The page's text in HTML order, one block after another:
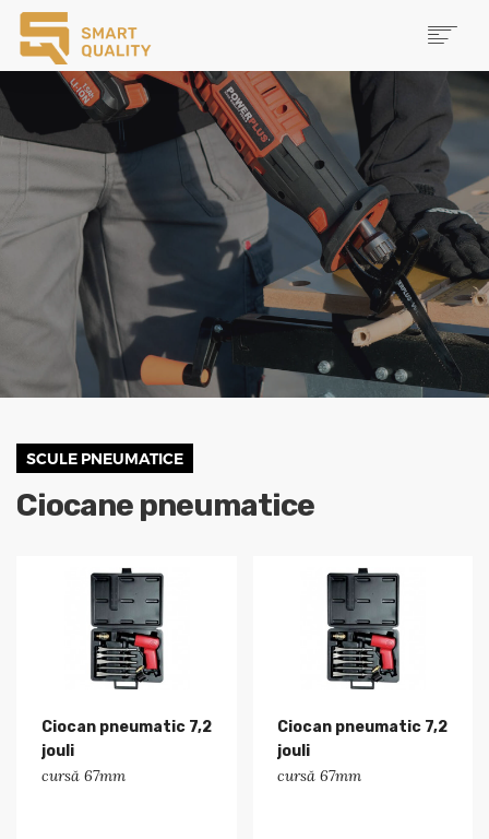
PRODUSE
NOUTĂȚI
MAI MULTE
SCULE PNEUMATICE
Ciocane pneumatice
Ciocan pneumatic 7,2
jouli
cursă 67mm
Ciocan pneumatic 7,2
jouli
cursă 67mm